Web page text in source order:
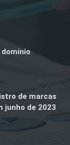
de marcas
junho de 2023